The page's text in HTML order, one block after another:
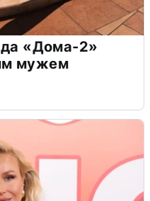
«Дома-2»
мужем